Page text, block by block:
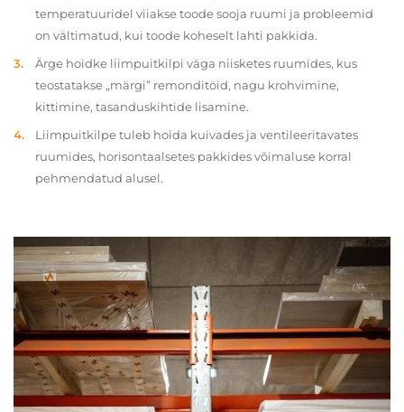
temperatuuridel viiakse toode sooja ruumi ja probleemid
on vältimatud, kui toode koheselt lahti pakkida.
Ärge hoidke liimpuitkilpi väga niisketes ruumides, kus
teostatakse „märgi” remonditöid, nagu krohvimine,
kittimine, tasanduskihtide lisamine.
Liimpuitkilpe tuleb hoida kuivades ja ventileeritavates
ruumides, horisontaalsetes pakkides võimaluse korral
pehmendatud alusel.